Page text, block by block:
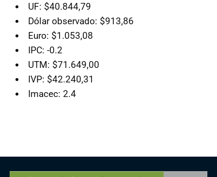
UF: $40.844,79
Dólar observado: $913,86
Euro: $1.053,08
IPC: -0.2
UTM: $71.649,00
IVP: $42.240,31
Imacec: 2.4